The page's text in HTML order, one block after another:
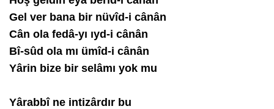
Gel ver bana bir nüvîd-i cânân
Cân ola fedâ-yı ıyd-i cânân
Bî-sûd ola mı ümîd-i cânân
Yârin bize bir selâmı yok mu
Yârabbî ne intizârdır bu